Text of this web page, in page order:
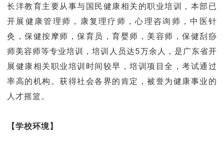
长洋教育主要从事与国民健康相关的职业培训，本部已
开展健康管理师，康复理疗师，心理咨询师，中医针
灸，保健按摩师，保育员，育婴师，美容师，保健刮痧
师美容师等专业培训，培训人员达5万余人，是广东省开
展健康相关职业培训时间较早，培训项目全，考试通过
率高的机构。获得社会各界的肯定，被誉为健康事业的
人才摇篮。
【学校环境】